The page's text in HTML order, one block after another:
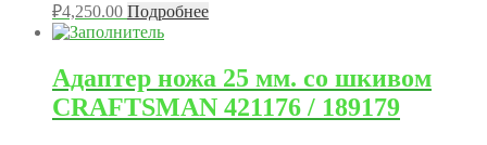
₽4,250.00 Подробнее
Адаптер ножа 25 мм. со шкивом
CRAFTSMAN 421176 / 189179